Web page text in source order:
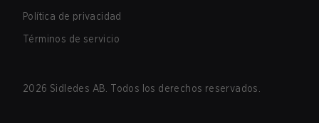
Política de privacidad
Términos de servicio
2026 Sidledes AB. Todos los derechos reservados.